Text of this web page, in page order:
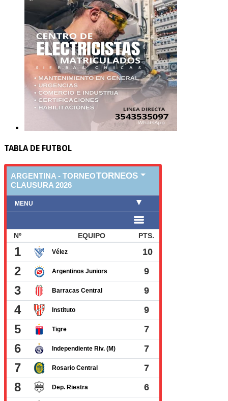
TABLA DE FUTBOL